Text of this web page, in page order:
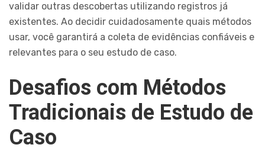
validar outras descobertas utilizando registros já
existentes. Ao decidir cuidadosamente quais métodos
usar, você garantirá a coleta de evidências confiáveis e
relevantes para o seu estudo de caso.
Desafios com Métodos
Tradicionais de Estudo de
Caso